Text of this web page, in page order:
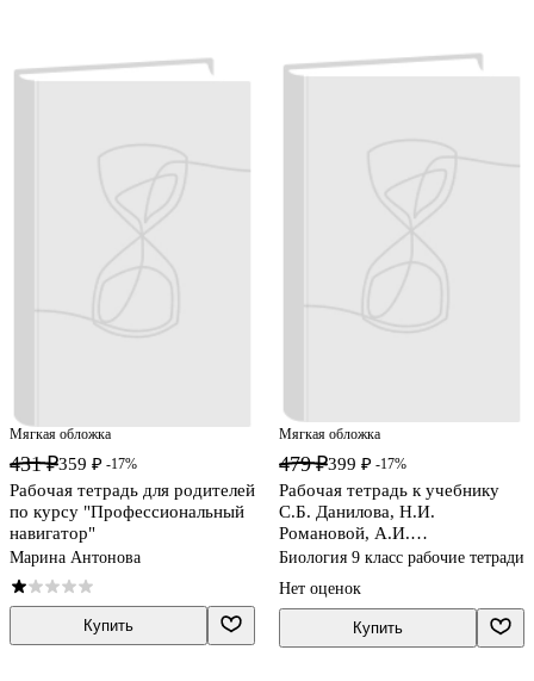
Мягкая обложка
431 ₽359 ₽ -17%
Рабочая тетрадь для родителей
по курсу "Профессиональный
навигатор"
Марина Антонова
Купить
Мягкая обложка
479 ₽399 ₽ -17%
Рабочая тетрадь к учебнику
С.Б. Данилова, Н.И.
Романовой, А.И.
Владимирской "Биология". 9
Биология 9 класс рабочие тетради
Нет оценок
Купить